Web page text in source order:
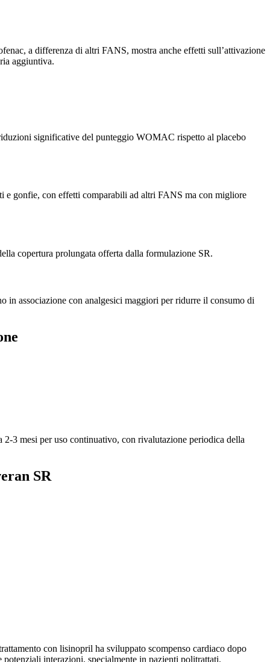
a differenza di altri FANS, mostra anche effetti sull’attivazione
aggiuntiva.
significative del punteggio WOMAC rispetto al placebo
gonfie, con effetti comparabili ad altri FANS ma con migliore
copertura prolungata offerta dalla formulazione SR.
in associazione con analgesici maggiori per ridurre il consumo di
2-3 mesi per uso continuativo, con rivalutazione periodica della
SR
con lisinopril ha sviluppato scompenso cardiaco dopo
potenziali interazioni, specialmente in pazienti politrattati.